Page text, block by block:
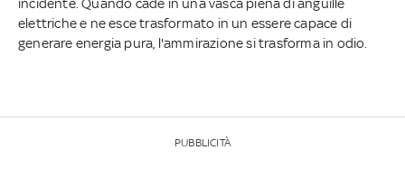
elettriche e ne esce trasformato in un essere capace di
generare energia pura, l'ammirazione si trasforma in odio.
PUBBLICITÀ